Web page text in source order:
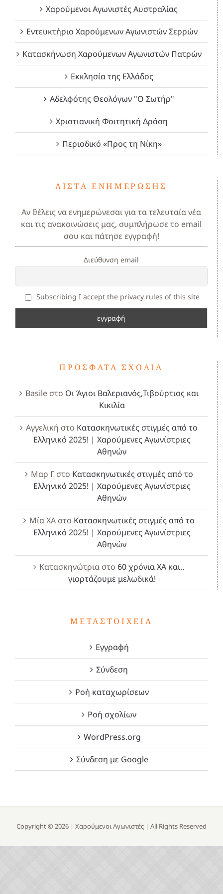
Χαρούμενοι Αγωνιστές Αυστραλίας
Εντευκτήριο Χαρούμενων Αγωνιστών Σερρών
Κατασκήνωση Χαρούμενων Αγωνιστών Πατρών
Εκκλησία της Ελλάδος
Αδελφότης Θεολόγων "Ο Σωτήρ"
Χριστιανική Φοιτητική Δράση
Περιοδικό «Προς τη Νίκη»
ΛΊΣΤΑ ΕΝΗΜΈΡΩΣΗΣ
Αν θέλεις να ενημερώνεσαι για τα τελευταία νέα
και τις ανακοινώσεις μας, συμπλήρωσε το email
σου και πάτησε εγγραφή!
Διεύθυνση email
Subscribing I accept the privacy rules of this site
ΠΡΌΣΦΑΤΑ ΣΧΌΛΙΑ
Basileστο Οι Άγιοι Βαλεριανός,Τιβούρτιος και
Κικιλία
Αγγελική στο Κατασκηνωτικές στιγμές από το
Ελληνικό 2025! | Χαρούμενες Αγωνίστριες
Αθηνών
Μαρ Γστο Κατασκηνωτικές στιγμές από το
Ελληνικό 2025! | Χαρούμενες Αγωνίστριες
Αθηνών
Μία ΧΑστο Κατασκηνωτικές στιγμές από το
Ελληνικό 2025! | Χαρούμενες Αγωνίστριες
Αθηνών
Κατασκηνώτρια στο 60 χρόνια ΧΑ και..
γιορτάζουμε μελωδικά!
ΜΕΤΑΣΤΟΙΧΕΊΑ
Εγγραφή
Σύνδεση
Ροή καταχωρίσεων
Ροή σχολίων
WordPress.org
Σύνδεση με Google
Copyright © 2026 | Χαρούμενοι Αγωνιστές | All Rights Reserved